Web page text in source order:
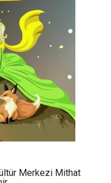
Merkezi Mithat